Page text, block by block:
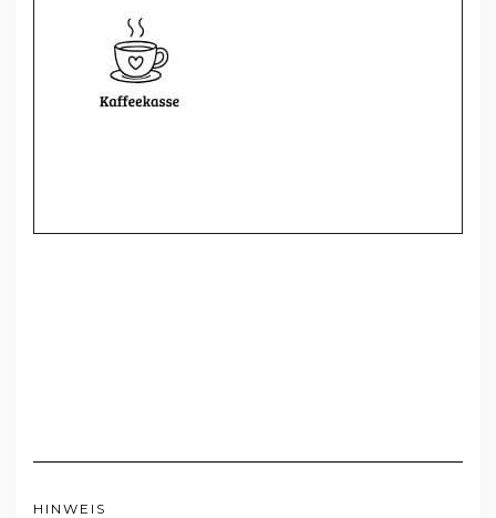
HINWEIS